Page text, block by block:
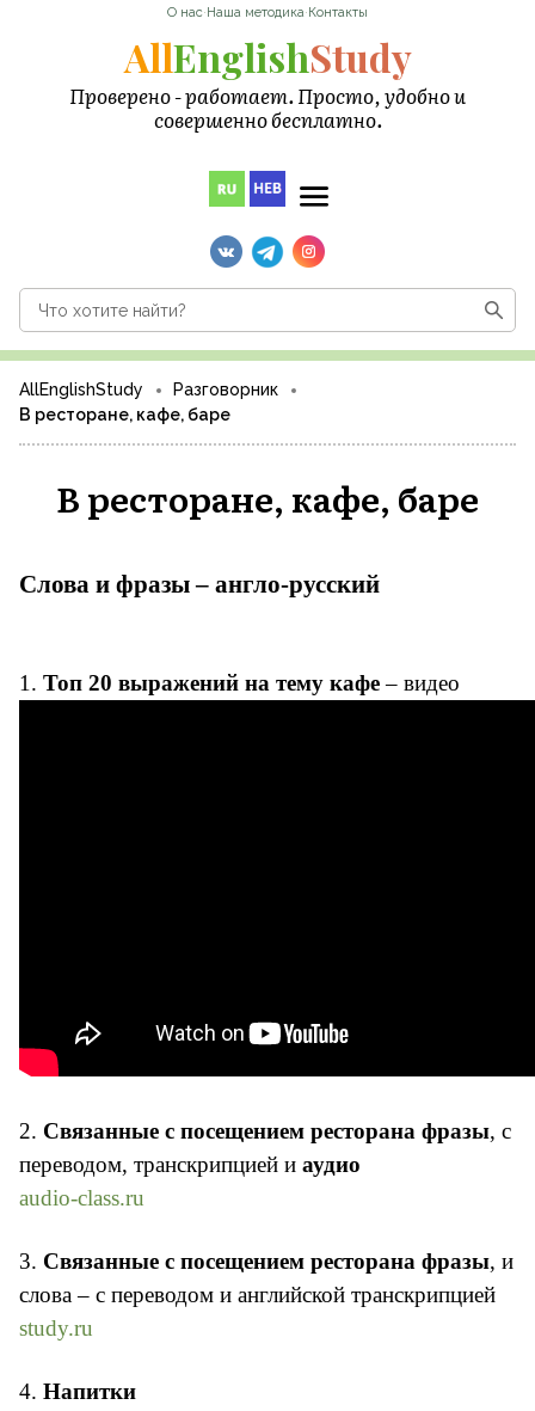
О нас·Наша методика·Контакты
AllEnglishStudy
Проверено - работает. Просто, удобно и
совершенно бесплатно.
AllEnglishStudy
Разговорник
В ресторане, кафе, баре
В ресторане, кафе, баре
Слова и фразы – англо-русский
1. Топ 20 выражений на тему кафе– видео
2. Cвязанные с посещением ресторана фразы, с
переводом, транскрипцией и аудио
audio-class.ru
3. Связанные с посещением ресторана фразы, и
слова – с переводом и английской транскрипцией
study.ru
4. Напитки